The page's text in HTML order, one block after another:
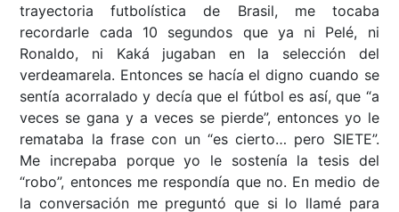
trayectoria futbolística de Brasil, me tocaba
recordarle cada 10 segundos que ya ni Pelé, ni
Ronaldo, ni Kaká jugaban en la selección del
verdeamarela. Entonces se hacía el digno cuando se
sentía acorralado y decía que el fútbol es así, que “a
veces se gana y a veces se pierde”, entonces yo le
remataba la frase con un “es cierto… pero SIETE”.
Me increpaba porque yo le sostenía la tesis del
“robo”, entonces me respondía que no. En medio de
la conversación me preguntó que si lo llamé para